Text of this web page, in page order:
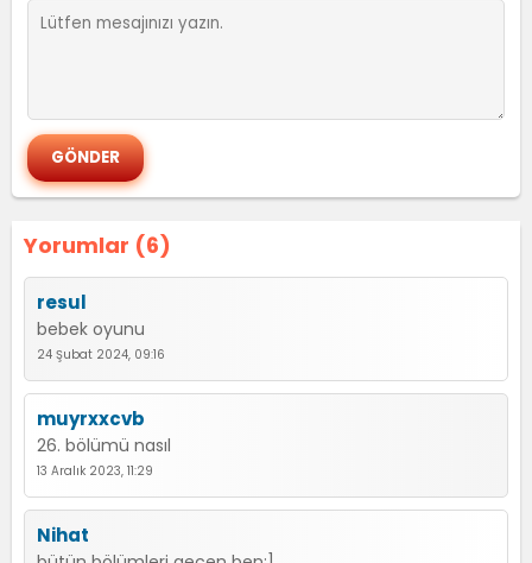
Yorumlar (6)
resul
bebek oyunu
24 Şubat 2024, 09:16
muyrxxcvb
26. bölümü nasıl
13 Aralık 2023, 11:29
Nihat